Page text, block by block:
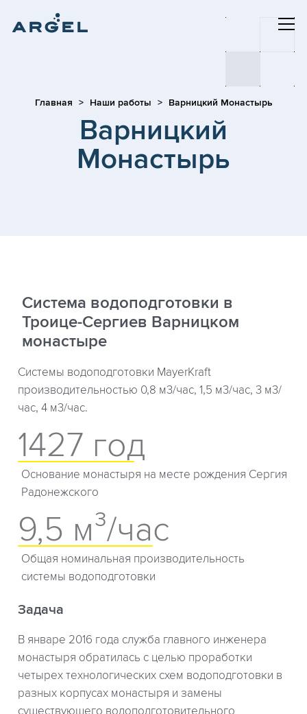
Главная Наши работы Варницкий Монастырь
Варницкий
Монастырь
Система водоподготовки в
Троице-Сергиев Варницком
монастыре
Системы водоподготовки MayerKraft
производительностью 0,8 м3/час, 1,5 м3/час, 3 м3/
час, 4 м3/час.
1427 год
Основание монастыря на месте рождения Сергия
Радонежского
9,5 м³/час
Общая номинальная производительность
системы водоподготовки
Задача
В январе 2016 года служба главного инженера
монастыря обратилась с целью проработки
четырех технологических схем водоподготовки в
разных корпусах монастыря и замены
существующего водоподготовительного